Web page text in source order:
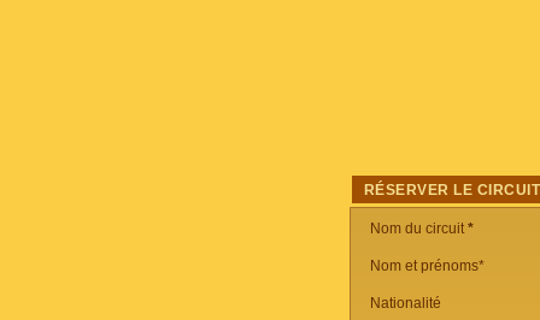
RÉSERVER LE CIRCUIT
Nom du circuit*
Nom et prénoms*
Nationalité